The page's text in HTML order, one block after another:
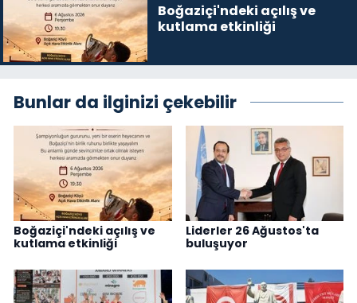
Boğaziçi'ndeki açılış ve
kutlama etkinliği
Bunlar da ilginizi çekebilir
Boğaziçi'ndeki açılış ve
kutlama etkinliği
Liderler 26 Ağustos'ta
buluşuyor